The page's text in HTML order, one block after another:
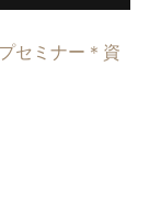
セミナー＊資